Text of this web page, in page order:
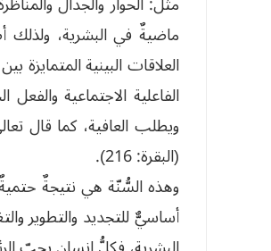
ماضيةٌ في البشرية، ولذلك
العلاقات البينية
الفاعلية الاجتماعية
ويطلب العافية، كما قال
(البقرة: 216).
وهذه السُّنّة هي نتيجةٌ
أساسيٌّ للتجديد والتطوير